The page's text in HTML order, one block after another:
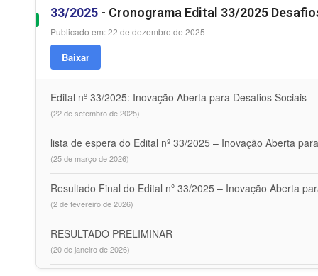
33/2025 - Cronograma Edital 33/2025
Publicado em: 22 de dezembro de 2025
Baixar
Edital nº 33/2025: Inovação Aberta para Desafios Sociais
(22 de setembro de 2025)
lista de espera do Edital nº 33/2025 – Inovação Aberta
(25 de março de 2026)
Resultado Final do Edital nº 33/2025 – Inovação Aberta
(2 de fevereiro de 2026)
RESULTADO PRELIMINAR
(20 de janeiro de 2026)